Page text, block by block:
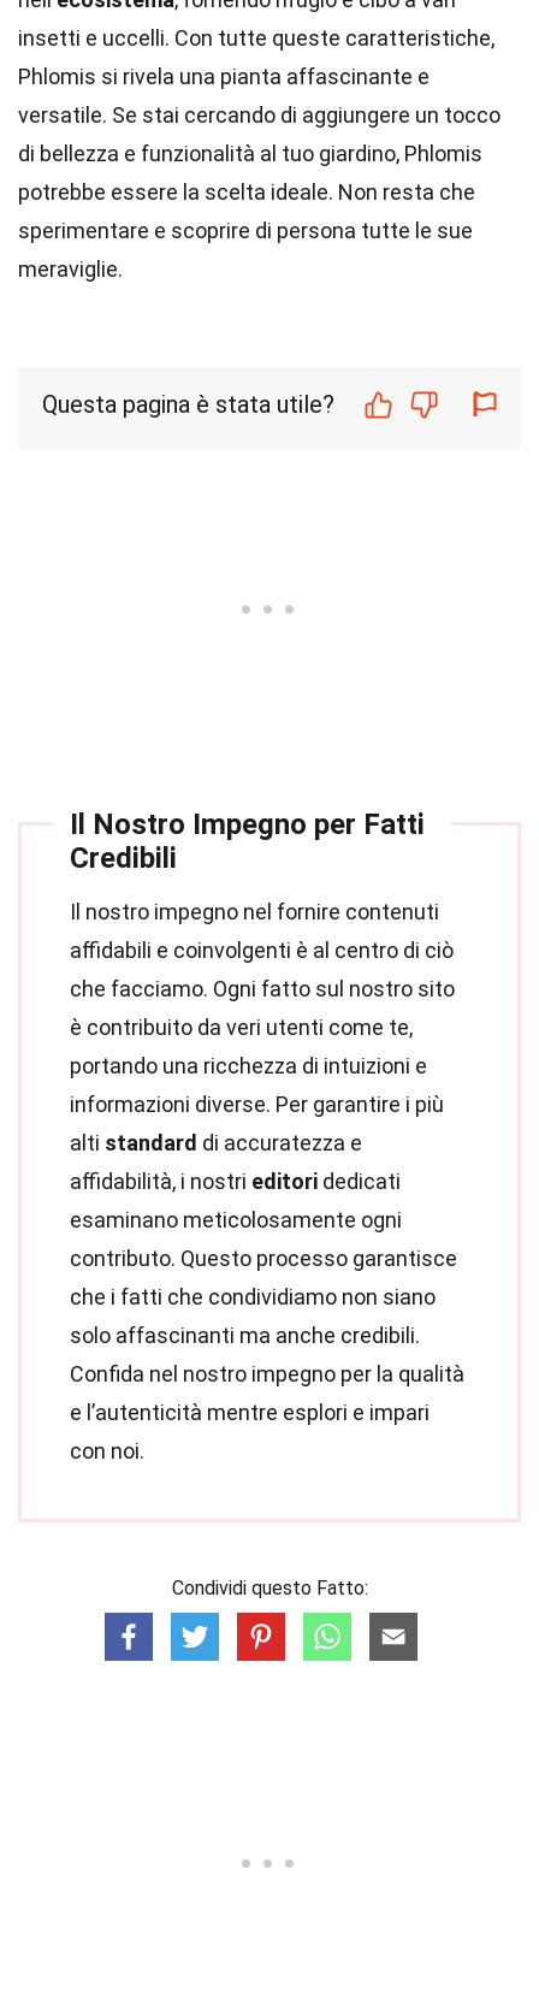
insetti e uccelli. Con tutte queste caratteristiche,
Phlomis si rivela una pianta affascinante e
versatile. Se stai cercando di aggiungere un tocco
di bellezza e funzionalità al tuo giardino, Phlomis
potrebbe essere la scelta ideale. Non resta che
sperimentare e scoprire di persona tutte le sue
meraviglie.
Questa pagina è stata utile?
Il Nostro Impegno per Fatti
Credibili
Il nostro impegno nel fornire contenuti
affidabili e coinvolgenti è al centro di ciò
che facciamo. Ogni fatto sul nostro sito
è contribuito da veri utenti come te,
portando una ricchezza di intuizioni e
informazioni diverse. Per garantire i più
alti standard di accuratezza e
affidabilità, i nostri editori dedicati
esaminano meticolosamente ogni
contributo. Questo processo garantisce
che i fatti che condividiamo non siano
solo affascinanti ma anche credibili.
Confida nel nostro impegno per la qualità
e l’autenticità mentre esplori e impari
con noi.
Condividi questo Fatto: